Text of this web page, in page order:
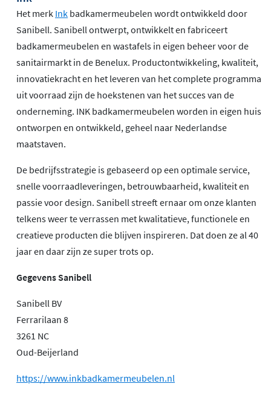
Het merk Ink badkamermeubelen wordt ontwikkeld door
Sanibell. Sanibell ontwerpt, ontwikkelt en fabriceert
badkamermeubelen en wastafels in eigen beheer voor de
sanitairmarkt in de Benelux. Productontwikkeling, kwaliteit,
innovatiekracht en het leveren van het complete programma
uit voorraad zijn de hoekstenen van het succes van de
onderneming. INK badkamermeubelen worden in eigen huis
ontworpen en ontwikkeld, geheel naar Nederlandse
maatstaven.
De bedrijfsstrategie is gebaseerd op een optimale service,
snelle voorraadleveringen, betrouwbaarheid, kwaliteit en
passie voor design. Sanibell streeft ernaar om onze klanten
telkens weer te verrassen met kwalitatieve, functionele en
creatieve producten die blijven inspireren. Dat doen ze al 40
jaar en daar zijn ze super trots op.
Gegevens Sanibell
Sanibell BV
Ferrarilaan 8
3261 NC
Oud-Beijerland
https://www.inkbadkamermeubelen.nl